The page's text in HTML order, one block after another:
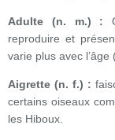
Adulte (n. m.) :
reproduire et
varie plus avec l’âge
Aigrette (n. f.) :
certains oiseaux
les Hiboux.